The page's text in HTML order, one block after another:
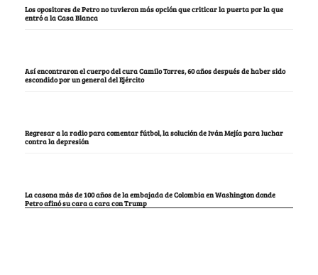
Los opositores de Petro no tuvieron más opción que criticar la puerta por la que
entró a la Casa Blanca
Así encontraron el cuerpo del cura Camilo Torres, 60 años después de haber sido
escondido por un general del Ejército
Regresar a la radio para comentar fútbol, la solución de Iván Mejía para luchar
contra la depresión
La casona más de 100 años de la embajada de Colombia en Washington donde
Petro afinó su cara a cara con Trump